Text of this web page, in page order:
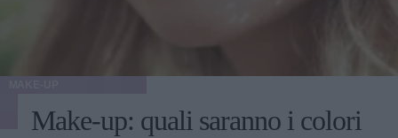
Make-up: quali saranno i colori